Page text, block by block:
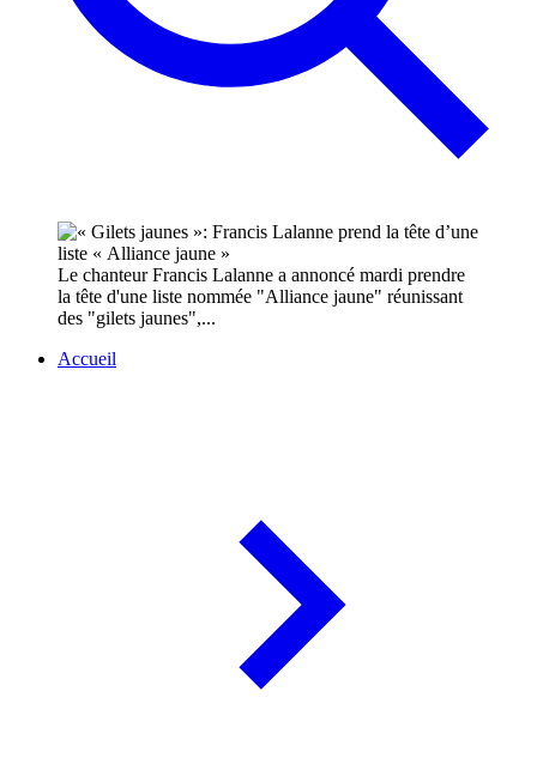
Le chanteur Francis Lalanne a annoncé mardi prendre
la tête d'une liste nommée "Alliance jaune" réunissant
des "gilets jaunes",...
Accueil